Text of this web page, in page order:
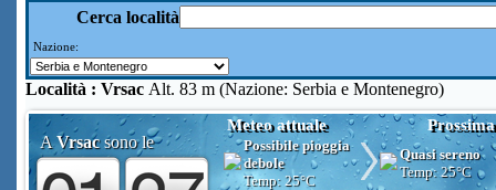
Cerca località
Nazione:
Località : Vrsac Alt. 83 m (Nazione: Serbia e Montenegro)
AVrsacsono le
Meteo attuale
Possibile pioggia
debole
Temp: 25°C
Quasi sereno
Temp:25°C